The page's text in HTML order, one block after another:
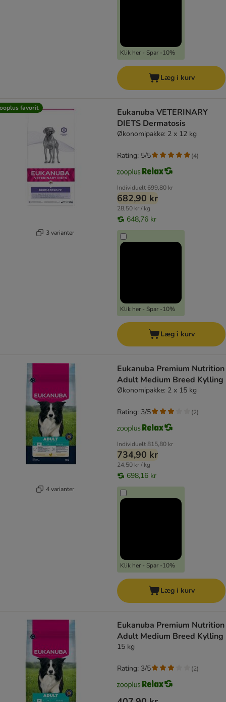
Klik her - Spar -10%
Læg i kurv
favorit
3 varianter
Eukanuba VETERINARY
DIETS Dermatosis
Økonomipakke: 2 x 12 kg
Individuelt 699,80 kr
682,90 kr
28,50 kr / kg
648,76 kr
Klik her - Spar -10%
Rating: 5/5 (4)
Læg i kurv
4 varianter
Eukanuba Premium Nutrition
Adult Medium Breed Kylling
Økonomipakke: 2 x 15 kg
Individuelt815,80 kr
734,90 kr
24,50 kr / kg
698,16 kr
Klik her - Spar -10%
Rating: 3/5 (2)
Læg i kurv
Eukanuba Premium Nutrition
Adult Medium Breed Kylling
15 kg
Rating: 3/5 (2)